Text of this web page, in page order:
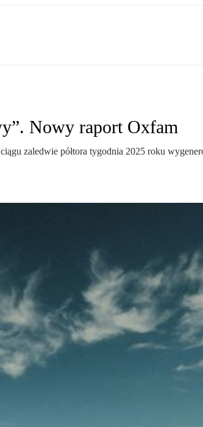
Nowy raport Oxfam
zaledwie półtora tygodnia 2025 roku